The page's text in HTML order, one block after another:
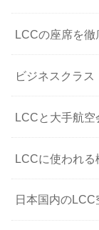
LCCの座席を徹
ビジネスクラス
LCCと大手航空
LCCに使われる
日本国内のLCC